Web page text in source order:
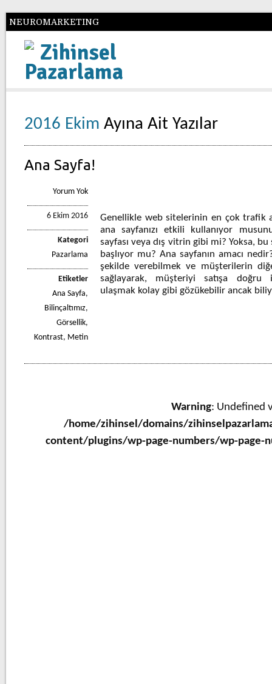
NEUROMARKETING
Zihinsel
Pazarlama
2016 Ekim Ayına Ait Yazılar
Ana Sayfa!
Yorum Yok
6 Ekim 2016
Kategori
Pazarlama
Etiketler
Ana Sayfa,
Bilinçaltımız,
Görsellik,
Kontrast, Metin
Genellikle web sitelerinin en çok trafik
ana sayfanızı etkili kullanıyor
sayfası veya dış vitrin gibi mi? Yoksa,
başlıyor mu? Ana sayfanın amacı
şekilde verebilmek ve müşterilerin
sağlayarak, müşteriyi satışa doğru
ulaşmak kolay gibi gözükebilir ancak
Warning: Undefined
/home/zihinsel/domains/
content/plugins/wp-page-numbers/wp-page-